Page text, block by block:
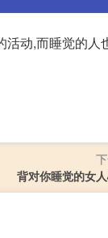
活动,而睡觉的人
背对你睡觉的女